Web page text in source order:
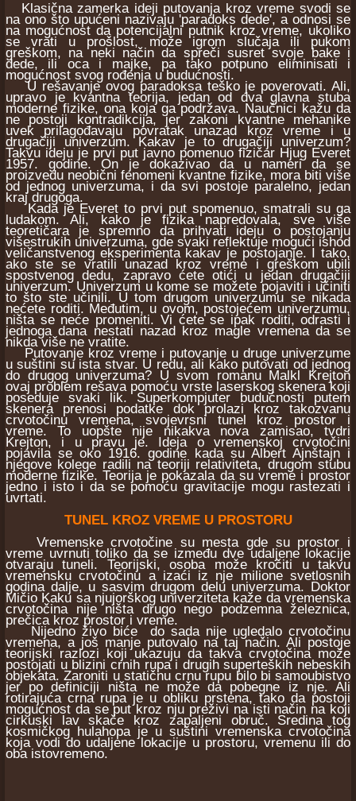
Klasična zamerka ideji putovanja kroz vreme svodi se
na ono što upućeni nazivaju 'paradoks dede', a odnosi se
na mogućnost da potencijalni putnik kroz vreme, ukoliko
se vrati u prošlost, može igrom slučaja ili pukom
greškom, na neki način da spreči susret svoje bake i
dede, ili oca i majke, pa tako potpuno eliminisati i
mogućnost svog rođenja u budućnosti.
U rešavanje ovog paradoksa teško je poverovati. Ali,
upravo je kvantna teorija, jedan od dva glavna stuba
moderne fizike, ona koja ga podržava. Naučnici kažu da
ne postoji kontradikcija, jer zakoni kvantne mehanike
uvek prilagođavaju povratak unazad kroz vreme i u
drugačiji univerzum. Kakav je to drugačiji univerzum?
Takvu ideju je prvi put javno pomenuo fizičar Hjug Everet
1957. godine. On je dokazivao da u nameri da se
proizvedu neobični fenomeni kvantne fizike, mora biti više
od jednog univerzuma, i da svi postoje paralelno, jedan
kraj drugoga.
Kada je Everet to prvi put spomenuo, smatrali su ga
ludakom. Ali, kako je fizika napredovala, sve više
teoretičara je spremno da prihvati ideju o postojanju
višestrukih univerzuma, gde svaki reflektuje mogući ishod
veličanstvenog eksperimenta kakav je postojanje. I tako,
ako ste se vratili unazad kroz vreme i greškom ubili
spostvenog dedu, zapravo ćete otići u jedan drugačiji
univerzum. Univerzum u kome se možete pojaviti i učiniti
to što ste učinili. U tom drugom univerzumu se nikada
nećete roditi. Međutim, u ovom, postojećem univerzumu,
ništa se neće promeniti. Vi ćete se ipak roditi, odrasti i
jednoga dana nestati nazad kroz magle vremena da se
nikda više ne vratite.
Putovanje kroz vreme i putovanje u druge univerzume
u suštini su ista stvar. U redu, ali kako putovati od jednog
do drugog univerzuma? U svom romanu Malkl Krejton
ovaj problem rešava pomoću vrste laserskog skenera koji
poseduje svaki lik. Superkompjuter budućnosti putem
skenera prenosi podatke dok prolazi kroz takozvanu
crvotočinu vremena, svojevrsni tunel kroz prostor i
vreme. To uopšte nije nikakva nova zamisao, tvdri
Krejton, i u pravu je. Ideja o vremenskoj crvotočini
pojavila se oko 1916. godine kada su Albert Ajnštajn i
njegove kolege radili na teoriji relativiteta, drugom stubu
moderne fizike. Teorija je pokazala da su vreme i prostor
jedno i isto i da se pomoću gravitacije mogu rastezati i
uvrtati.
TUNEL KROZ VREME U PROSTORU
Vremenske crvotočine su mesta gde su prostor i
vreme uvrnuti toliko da se između dve udaljene lokacije
otvaraju tuneli. Teorijski, osoba može kročiti u takvu
vremensku crvotočinu a izaći iz nje milione svetlosnih
godina dalje, u sasvim drugom delu univerzuma. Doktor
Mičio Kaku sa njujorškog univerziteta kaže da vremenska
crvotočina nije ništa drugo nego podzemna železnica,
prečica kroz prostor i vreme.
Nijedno živo biće do sada nije ugledalo crvotočinu
vremena, a još manje putovalo na taj način. Ali postoje
teorijski razlozi koji ukazuju da takva crvotočina može
postojati u blizini crnih rupa i drugih superteških nebeskih
objekata. Zaroniti u statičnu crnu rupu bilo bi samoubistvo
jer po definiciji ništa ne može da pobegne iz nje. Ali
rotirajuća crna rupa je u obliku prstena, tako da postoji
mogućnost da se put kroz nju preživi na isti način na koji
cirkuski lav skače kroz zapaljeni obruč. Sredina tog
kosmičkog hulahopa je u suštini vremenska crvotočina
koja vodi do udaljene lokacije u prostoru, vremenu ili do
oba istovremeno.